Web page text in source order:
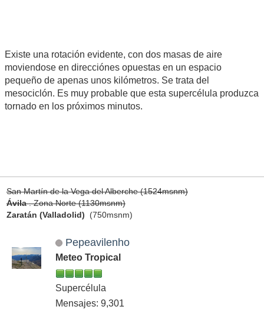
Existe una rotación evidente, con dos masas de aire
moviendose en direcciónes opuestas en un espacio
pequeño de apenas unos kilómetros. Se trata del
mesociclón. Es muy probable que esta supercélula produzca
tornado en los próximos minutos.
San Martín de la Vega del Alberche (1524msnm)
Ávila. Zona Norte (1130msnm)
Zaratán (Valladolid) (750msnm)
Pepeavilenho
Meteo Tropical
Supercélula
Mensajes: 9,301